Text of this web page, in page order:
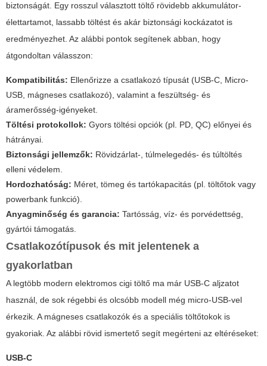
biztonságát. Egy rosszul választott töltő rövidebb akkumulátor-
élettartamot, lassabb töltést és akár biztonsági kockázatot is
eredményezhet. Az alábbi pontok segítenek abban, hogy
átgondoltan válasszon:
Kompatibilitás: Ellenőrizze a csatlakozó típusát (USB-C, Micro-
USB, mágneses csatlakozó), valamint a feszültség- és
áramerősség-igényeket.
Töltési protokollok: Gyors töltési opciók (pl. PD, QC) előnyei és
hátrányai.
Biztonsági jellemzők: Rövidzárlat-, túlmelegedés- és túltöltés
elleni védelem.
Hordozhatóság: Méret, tömeg és tartókapacitás (pl. töltőtok vagy
powerbank funkció).
Anyagminőség és garancia: Tartósság, víz- és porvédettség,
gyártói támogatás.
Csatlakozótípusok és mit jelentenek a
gyakorlatban
A legtöbb modern elektromos cigi töltő ma már USB-C aljzatot
használ, de sok régebbi és olcsóbb modell még micro-USB-vel
érkezik. A mágneses csatlakozók és a speciális töltőtokok is
gyakoriak. Az alábbi rövid ismertető segít megérteni az eltéréseket:
USB-C